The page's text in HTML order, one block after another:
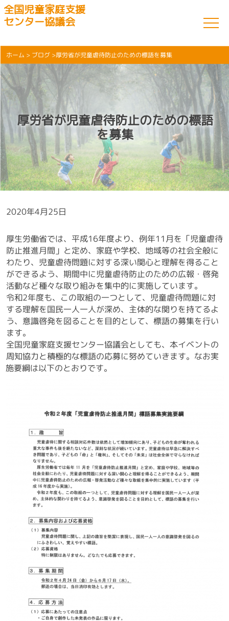
全国児童家庭支援
センター協議会
ホーム > ブログ >厚労省が児童虐待防止のための標語を募集
厚労省が児童虐待防止のための標語
を募集
2020年4月25日
厚生労働省では、平成16年度より、例年11月を「児童虐待
防止推進月間」と定め、家庭や学校、地域等の社会全般に
わたり、児童虐待問題に対する深い関心と理解を得ること
ができるよう、期間中に児童虐待防止のための広報・啓発
活動など種々な取り組みを集中的に実施しています。
令和2年度も、この取組の一つとして、児童虐待問題に対
する理解を国民一人一人が深め、主体的な関りを持てるよ
う、意識啓発を図ることを目的として、標語の募集を行い
ます。
全国児童家庭支援センター協議会としても、本イベントの
周知協力と積極的な標語の応募に努めていきます。なお実
施要綱は以下のとおりです。